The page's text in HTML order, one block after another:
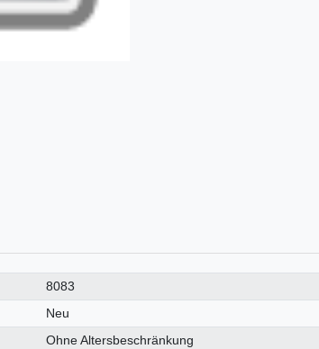
8083
Neu
Ohne Altersbeschränkung